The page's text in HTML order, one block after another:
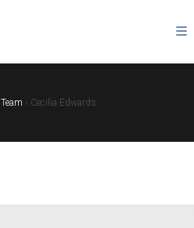
Team › Cecilia Edwards